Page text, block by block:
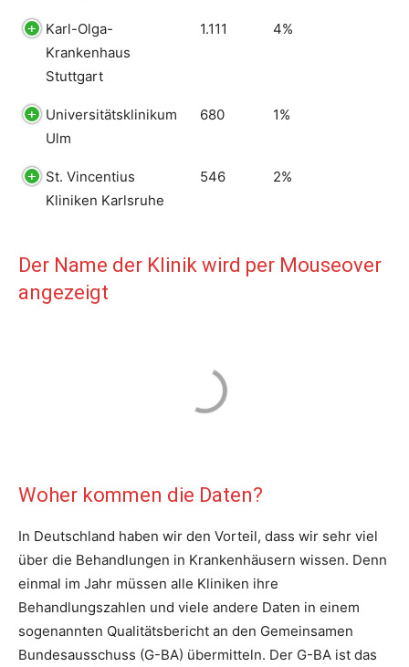
Karl-Olga-
Krankenhaus
Stuttgart
1.111 4%
Universitätsklinikum
Ulm
680 1%
St. Vincentius
Kliniken Karlsruhe
546 2%
Der Name der Klinik wird per Mouseover
angezeigt
Woher kommen die Daten?
In Deutschland haben wir den Vorteil, dass wir sehr viel
über die Behandlungen in Krankenhäusern wissen. Denn
einmal im Jahr müssen alle Kliniken ihre
Behandlungszahlen und viele andere Daten in einem
sogenannten Qualitätsbericht an den Gemeinsamen
Bundesausschuss (G-BA) übermitteln. Der G-BA ist das